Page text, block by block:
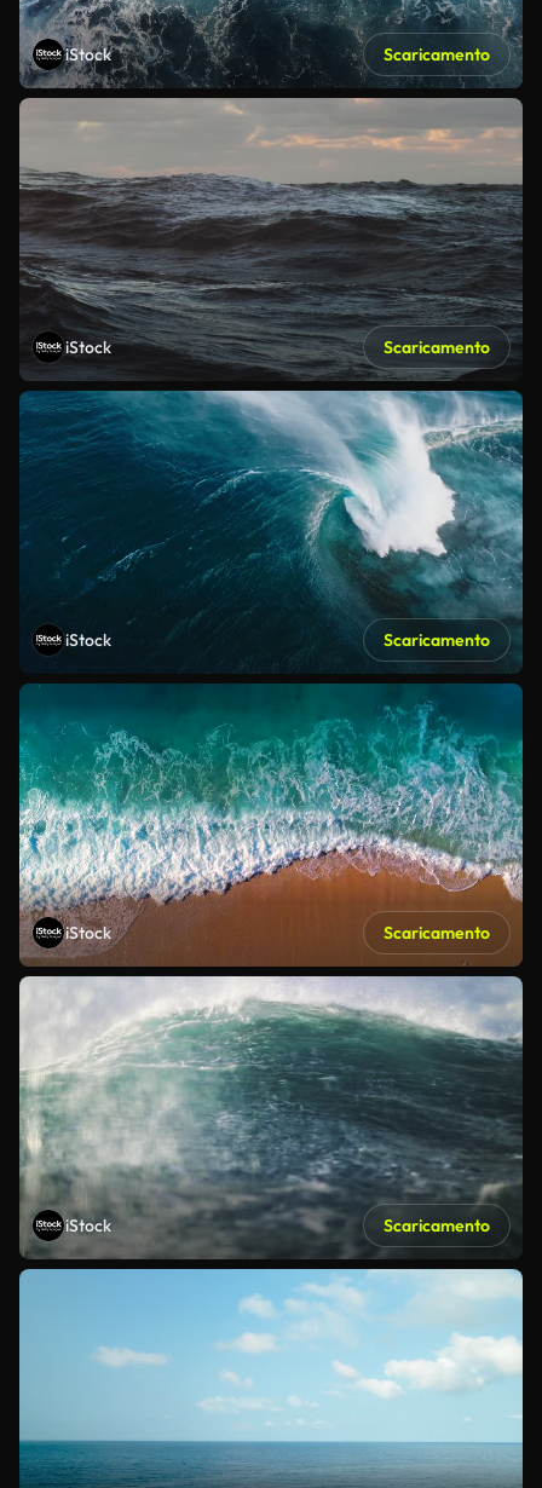
iStock Scaricamento
iStock Scaricamento
iStock Scaricamento
iStock Scaricamento
iStock Scaricamento